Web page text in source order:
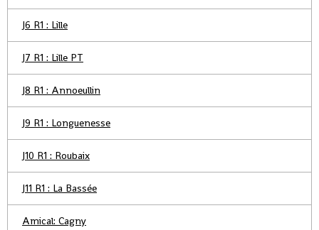
J6 R1 : Lille
J7 R1 : Lille PT
J8 R1 : Annoeullin
J9 R1 : Longuenesse
J10 R1 : Roubaix
J11 R1 : La Bassée
Amical: Cagny